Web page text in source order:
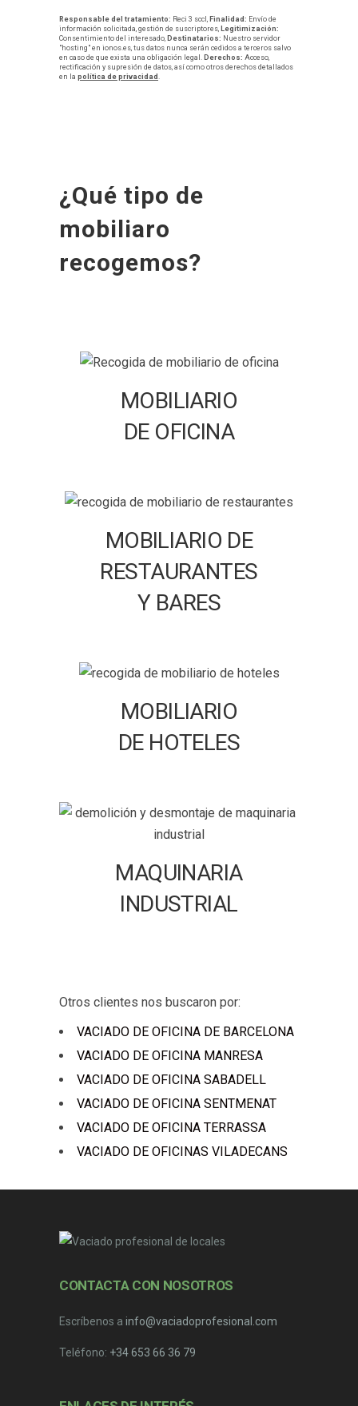
Responsable del tratamiento: Reci 3 sccl, Finalidad: Envío de
información solicitada, gestión de suscriptores,
Legitimización:
Consentimiento del interesado, Destinatarios: Nuestro servidor
"hosting" en ionos.es, tus datos nunca serán cedidos a terceros salvo
en caso de que exista una obligación legal.
Derechos: Acceso,
rectificación y supresión de datos, así como otros derechos detallados
en la política de privacidad
¿Qué tipo de
mobiliaro
recogemos?
MOBILIARIO
DE OFICINA
MOBILIARIO DE
RESTAURANTES
Y BARES
MOBILIARIO
DE HOTELES
MAQUINARIA
INDUSTRIAL
Otros clientes nos buscaron por:
VACIADO DE OFICINA DE BARCELONA
VACIADO DE OFICINA MANRESA
VACIADO DE OFICINA SABADELL
VACIADO DE OFICINA SENTMENAT
VACIADO DE OFICINA TERRASSA
VACIADO DE OFICINAS VILADECANS
CONTACTA CON NOSOTROS
Escríbenos a info@vaciadoprofesional.com
Teléfono: +34 653 66 36 79